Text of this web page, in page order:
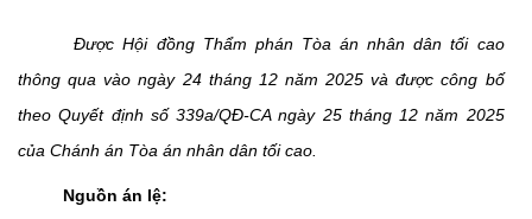
Được Hội đồng Thẩm phán Tòa án nhân dân tối cao
thông qua vào ngày 24 tháng 12 năm 2025 và được công bố
theo Quyết định số 339a/QĐ-CA ngày 25 tháng 12 năm 2025
của Chánh án Tòa án nhân dân tối cao.
Nguồn án lệ: